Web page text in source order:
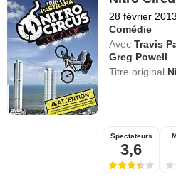
28 février 2013
Comédie
Avec Travis
Greg Powell
Titre original
Spectateurs
3,6